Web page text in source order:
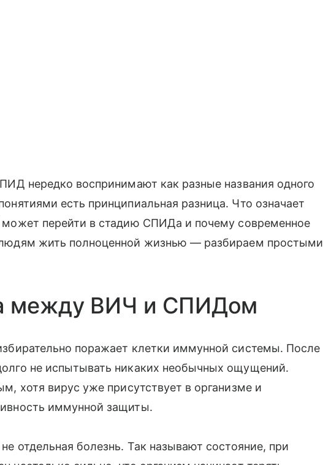
нередко воспринимают как разные названия одного
есть принципиальная разница. Что означает
перейти в стадию СПИДа и почему современное
жить полноценной жизнью — разбираем простыми
между ВИЧ и СПИДом
поражает клетки иммунной системы. После
не испытывать никаких необычных ощущений.
хотя вирус уже присутствует в организме и
иммунной защиты.
отдельная болезнь. Так называют состояние, при